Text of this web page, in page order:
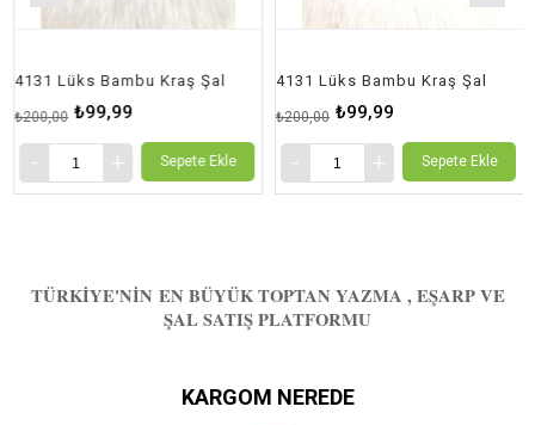
4131 Lüks Bambu Kraş Şal
₺99,99
₺200,00
Sepete Ekle
4131 Lüks Bambu Kraş Şal
₺99,99
₺200,00
Sepete Ekle
TÜRKIYE'NIN EN BÜYÜK TOPTAN YAZMA , EŞARP VE
ŞAL SATIŞ PLATFORMU
KARGOM NEREDE